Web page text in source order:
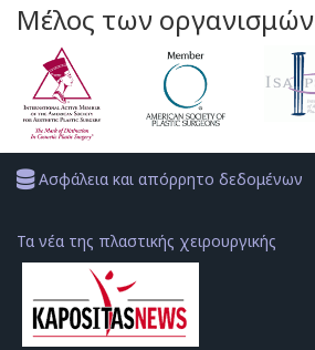
Μέλος των οργανισμών
Ασφάλεια και απόρρητο δεδομένων
Τα νέα της πλαστικής χειρουργικής